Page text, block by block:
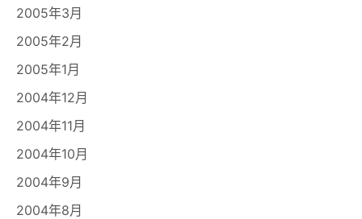
2005年3月
2005年2月
2005年1月
2004年12月
2004年11月
2004年10月
2004年9月
2004年8月